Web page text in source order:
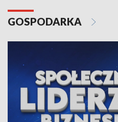
GOSPODARKA